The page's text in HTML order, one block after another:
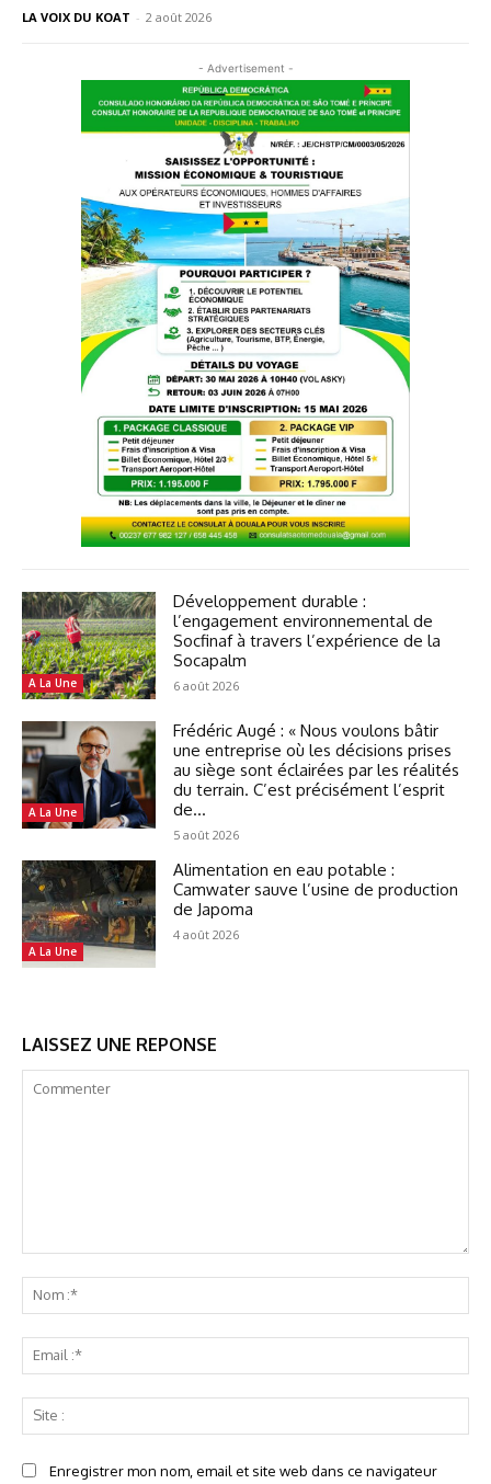
LA VOIX DU KOAT - 2 août 2026
- Advertisement -
A La Une
Développement durable :
l’engagement environnemental de
Socfinaf à travers l’expérience de la
Socapalm
6 août 2026
A La Une
Frédéric Augé : « Nous voulons bâtir
une entreprise où les décisions prises
au siège sont éclairées par les réalités
du terrain. C’est précisément l’esprit
de...
5 août 2026
A La Une
Alimentation en eau potable :
Camwater sauve l’usine de production
de Japoma
4 août 2026
LAISSEZ UNE REPONSE
:*
:*
:
Enregistrer mon nom, email et site web dans ce navigateur